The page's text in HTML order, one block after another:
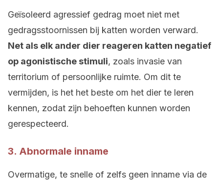
Geïsoleerd agressief gedrag moet niet met
gedragsstoornissen bij katten worden verward.
Net als elk ander dier reageren katten negatief
op agonistische stimuli, zoals invasie van
territorium of persoonlijke ruimte. Om dit te
vermijden, is het het beste om het dier te leren
kennen, zodat zijn behoeften kunnen worden
gerespecteerd.
3. Abnormale inname
Overmatige, te snelle of zelfs geen inname via de